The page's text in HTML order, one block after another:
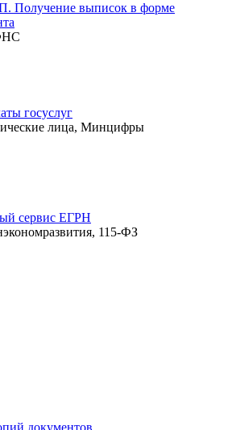
выписок в форме
госуслуг
лица, Минцифры
сервис ЕГРН
115-ФЗ